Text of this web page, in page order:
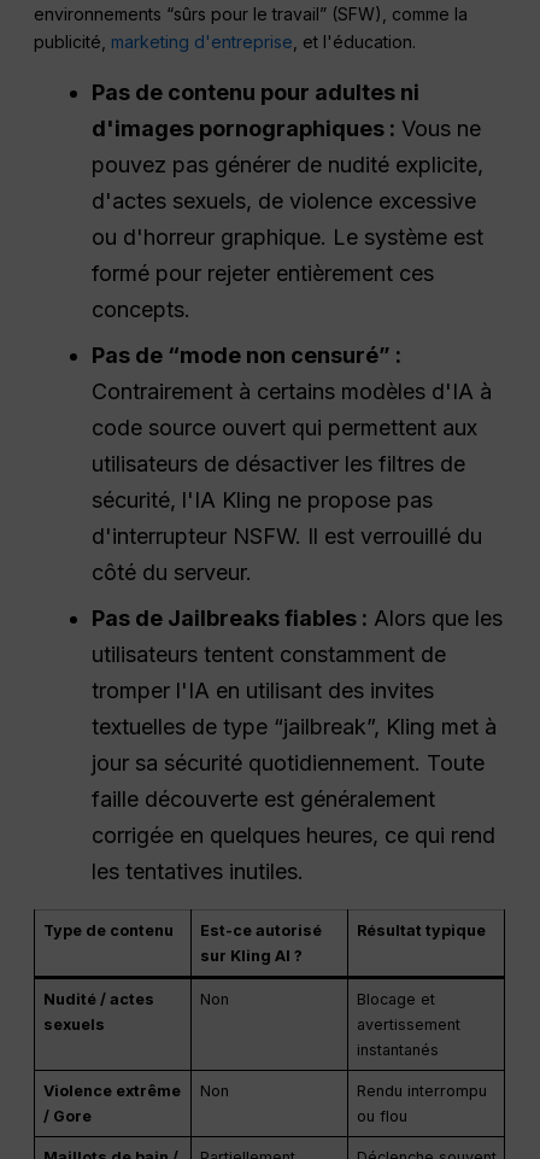
environnements “sûrs pour le travail” (SFW), comme la
publicité, marketing d'entreprise , et l'éducation.
Pas de contenu pour adultes ni
d'images pornographiques : Vous ne
pouvez pas générer de nudité explicite,
d'actes sexuels, de violence excessive
ou d'horreur graphique. Le système est
formé pour rejeter entièrement ces
concepts.
Pas de “mode non censuré” :
Contrairement à certains modèles d'IA à
code source ouvert qui permettent aux
utilisateurs de désactiver les filtres de
sécurité, l'IA Kling ne propose pas
d'interrupteur NSFW. Il est verrouillé du
côté du serveur.
Pas de Jailbreaks fiables : Alors que les
utilisateurs tentent constamment de
tromper l'IA en utilisant des invites
textuelles de type “jailbreak”, Kling met à
jour sa sécurité quotidiennement. Toute
faille découverte est généralement
corrigée en quelques heures, ce qui rend
les tentatives inutiles.
Type de contenu
Est-ce autorisé
sur Kling AI ?
Résultat typique
Nudité / actes
sexuels
Non
Blocage et
avertissement
instantanés
Violence extrême
/ Gore
Non
Rendu interrompu
ou flou